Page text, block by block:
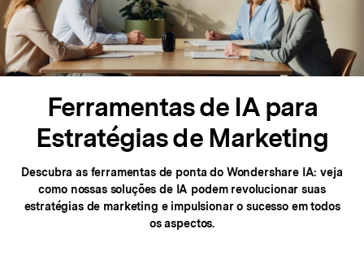
Search
Ferramentas de IA para
Estratégias de Marketing
Descubra as ferramentas de ponta do Wondershare IA: veja
como nossas soluções de IA podem revolucionar suas
estratégias de marketing e impulsionar o sucesso em todos
os aspectos.